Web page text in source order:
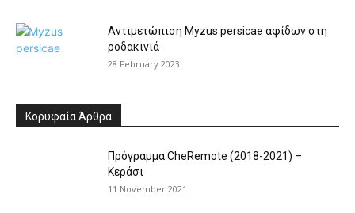
Αντιμετώπιση Myzus persicae αφίδων στη
ροδακινιά
28 February 2023
Κορυφαία Άρθρα
Πρόγραμμα CheRemote (2018-2021) –
Κεράσι
11 November 2021